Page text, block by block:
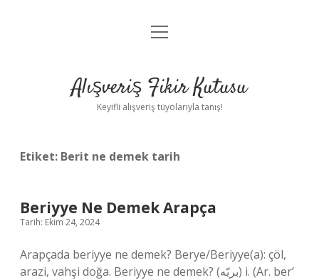
Anasayfa
Yasal Uyarı
menüyü
Alışveriş Fikir Kutusu
Keyifli alışveriş tüyolarıyla tanış!
Etiket: Berit ne demek tarih
Beriyye Ne Demek Arapça
Tarih: Ekim 24, 2024
Arapçada beriyye ne demek? Berye/Beriyye(a): çöl,
arazi, vahşi doğa. Beriyye ne demek? (ﺑﺮﻳّﻪ) i. (Ar. ber’